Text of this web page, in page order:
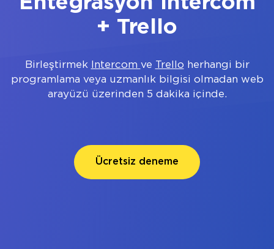
+ Trello
Birleştirmek Intercom ve Trello herhangi bir
programlama veya uzmanlık bilgisi olmadan web
arayüzü üzerinden 5 dakika içinde.
Ücretsiz deneme